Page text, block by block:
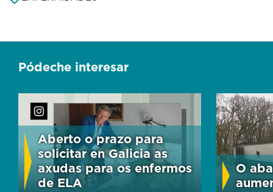
Pódeche interesar
Aberto o prazo para
solicitar en Galicia as
axudas para os enfermos
de ELA
O